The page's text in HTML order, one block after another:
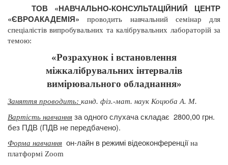
ТОВ «НАВЧАЛЬНО-КОНСУЛЬТАЦІЙНИЙ ЦЕНТР
«ЄВРОАКАДЕМІЯ» проводить навчальний семінар для
спеціалістів випробувальних та калібрувальних лабораторій за
темою:
«Розрахунок і встановлення
міжкалібрувальних інтервалів
вимірювального обладнання»
Заняття проводить: канд. фіз.-мат. наук Коцюба А. М.
Вартість навчання за одного слухача складає 2800,00 грн.
без ПДВ (ПДВ не передбачено).
Форма навчання он-лайн в режимі відеоконференції на
платформі Zoom